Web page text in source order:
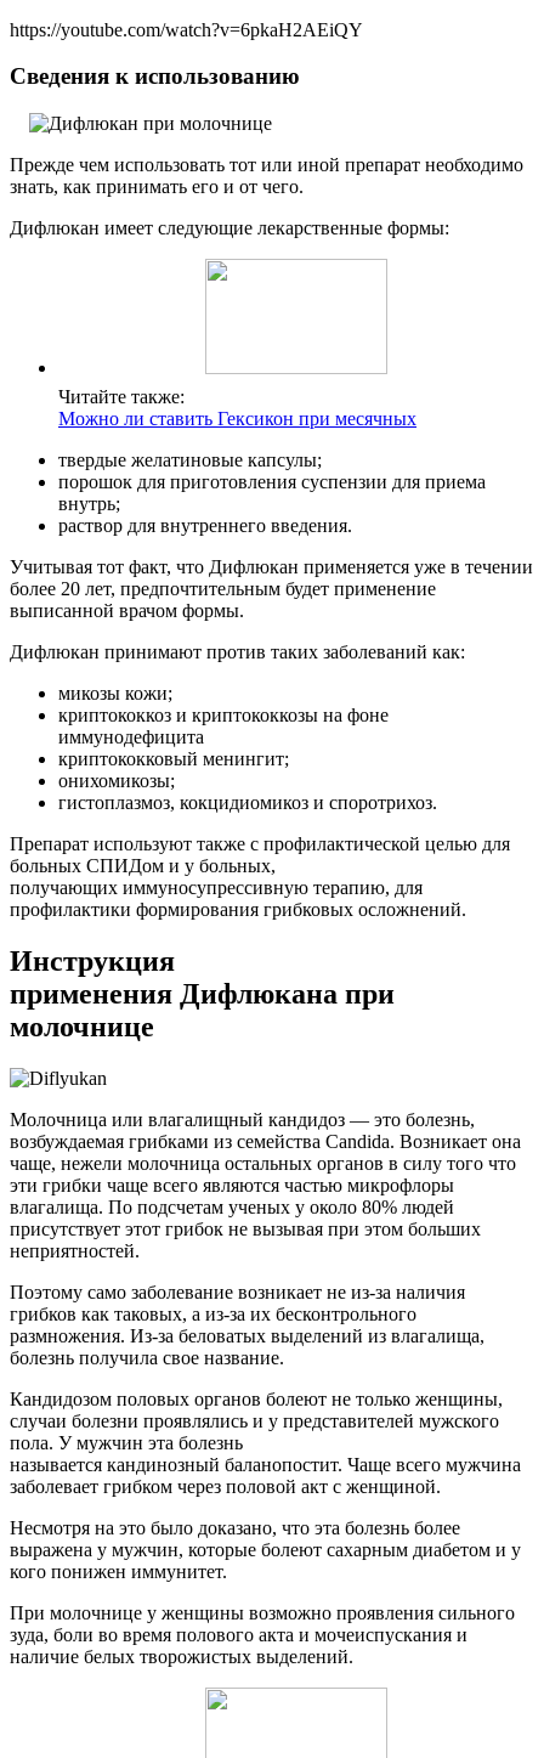
https://youtube.com/watch?v=6pkaH2AEiQY
Сведения к использованию
Прежде чем использовать тот или иной препарат необходимо
знать, как принимать его и от чего.
Дифлюкан имеет следующие лекарственные формы:
Читайте также:
Можно ли ставить Гексикон при месячных
твердые желатиновые капсулы;
порошок для приготовления суспензии для приема
внутрь;
раствор для внутреннего введения.
Учитывая тот факт, что Дифлюкан применяется уже в течении
более 20 лет, предпочтительным будет применение
выписанной врачом формы.
Дифлюкан принимают против таких заболеваний как:
микозы кожи;
криптококкоз и криптококкозы на фоне
иммунодефицита
криптококковый менингит;
онихомикозы;
гистоплазмоз, кокцидиомикоз и споротрихоз.
Препарат используют также с профилактической целью для
больных СПИДом и у больных,
получающих иммуносупрессивную терапию, для
профилактики формирования грибковых осложнений.
Инструкция
применения Дифлюкана при
молочнице
Молочница или влагалищный кандидоз — это болезнь,
возбуждаемая грибками из семейства Candida. Возникает она
чаще, нежели молочница остальных органов в силу того что
эти грибки чаще всего являются частью микрофлоры
влагалища. По подсчетам ученых у около 80% людей
присутствует этот грибок не вызывая при этом больших
неприятностей.
Поэтому само заболевание возникает не из-за наличия
грибков как таковых, а из-за их бесконтрольного
размножения. Из-за беловатых выделений из влагалища,
болезнь получила свое название.
Кандидозом половых органов болеют не только женщины,
случаи болезни проявлялись и у представителей мужского
пола. У мужчин эта болезнь
называется кандинозный баланопостит. Чаще всего мужчина
заболевает грибком через половой акт с женщиной.
Несмотря на это было доказано, что эта болезнь более
выражена у мужчин, которые болеют сахарным диабетом и у
кого понижен иммунитет.
При молочнице у женщины возможно проявления сильного
зуда, боли во время полового акта и мочеиспускания и
наличие белых творожистых выделений.